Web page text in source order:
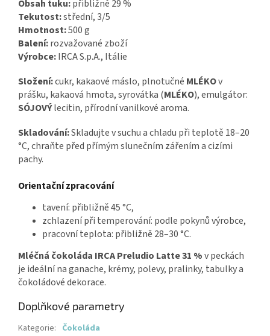
Obsah tuku:přibližně 29 %
Tekutost:střední, 3/5
Hmotnost:500 g
Balení:rozvažované zboží
Výrobce:IRCA S.p.A., Itálie
Složení:cukr, kakaové máslo, plnotučné MLÉKOv
prášku, kakaová hmota, syrovátka (MLÉKO), emulgátor:
SÓJOVÝlecitin, přírodní vanilkové aroma.
Skladování:Skladujte v suchu a chladu při teplotě 18–20
°C, chraňte před přímým slunečním zářením a cizími
pachy.
Orientační zpracování
tavení: přibližně 45 °C,
zchlazení při temperování: podle pokynů výrobce,
pracovní teplota: přibližně 28–30 °C.
Mléčná čokoláda IRCA Preludio Latte 31 %v peckách
je ideální na ganache, krémy, polevy, pralinky, tabulky a
čokoládové dekorace.
Doplňkové parametry
Kategorie: Čokoláda